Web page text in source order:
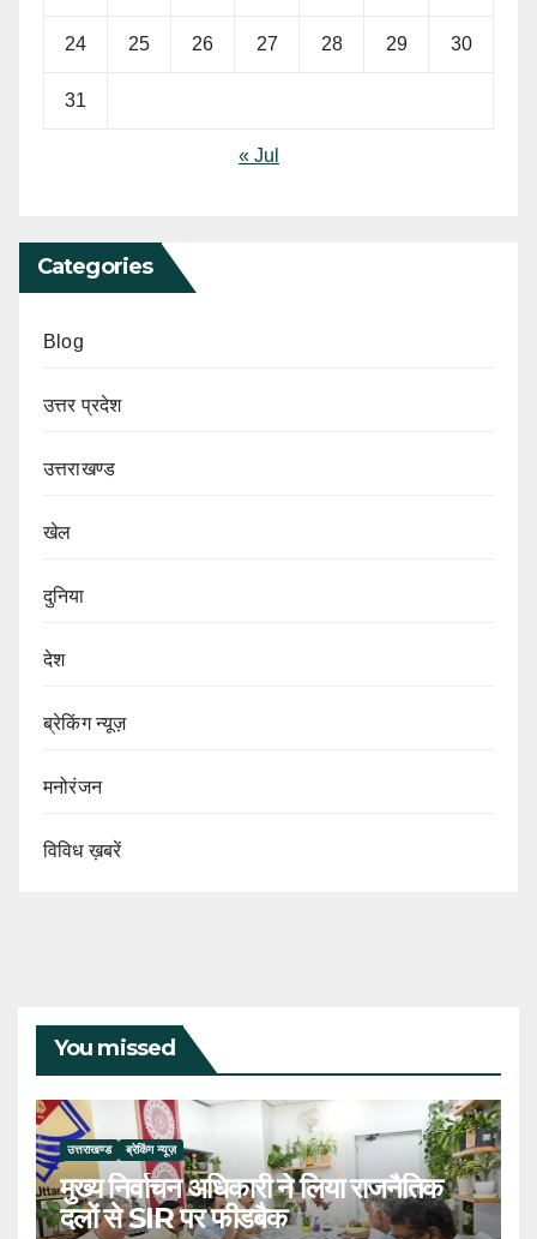
24 25 26 27 28 29 30
31
« Jul
Categories
Blog
उत्तर प्रदेश
उत्तराखण्ड
खेल
दुनिया
देश
ब्रेकिंग न्यूज़
मनोरंजन
विविध ख़बरें
You missed
उत्तराखण्ड ब्रेकिंग न्यूज़
मुख्य निर्वाचन अधिकारी ने लिया राजनैतिक
दलों से SIR पर फीडबैक